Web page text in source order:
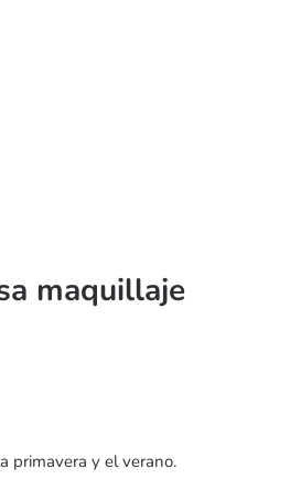
maquillaje
primavera y el verano.